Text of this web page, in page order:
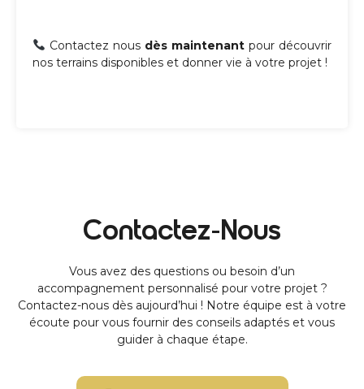
Contactez nousdès maintenant pour découvrir
nos terrains disponibles et donner vie à votre projet !
Contactez-Nous
Vous avez des questions ou besoin d’un
accompagnement personnalisé pour votre projet ?
Contactez-nous dès aujourd’hui ! Notre équipe est à votre
écoute pour vous fournir des conseils adaptés et vous
guider à chaque étape.